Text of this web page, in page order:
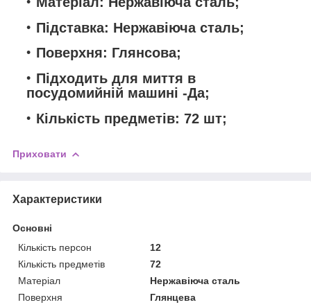
Підставка: Нержавіюча сталь;
Поверхня: Глянсова;
Підходить для миття в
посудомийній машині -Да;
Кількість предметів: 72 шт;
Приховати
Характеристики
Основні
Кількість персон
12
Кількість предметів
72
Матеріал
Нержавіюча сталь
Поверхня
Глянцева